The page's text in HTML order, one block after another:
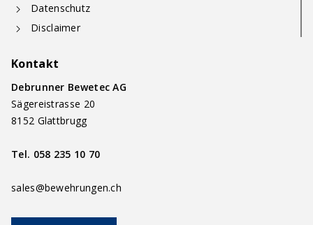
Datenschutz
Disclaimer
Kontakt
Debrunner Bewetec AG
Sägereistrasse 20
8152 Glattbrugg
Tel. 058 235 10 70
sales@bewehrungen.ch